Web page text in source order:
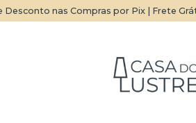
Desconto nas Compras por Pix | Frete